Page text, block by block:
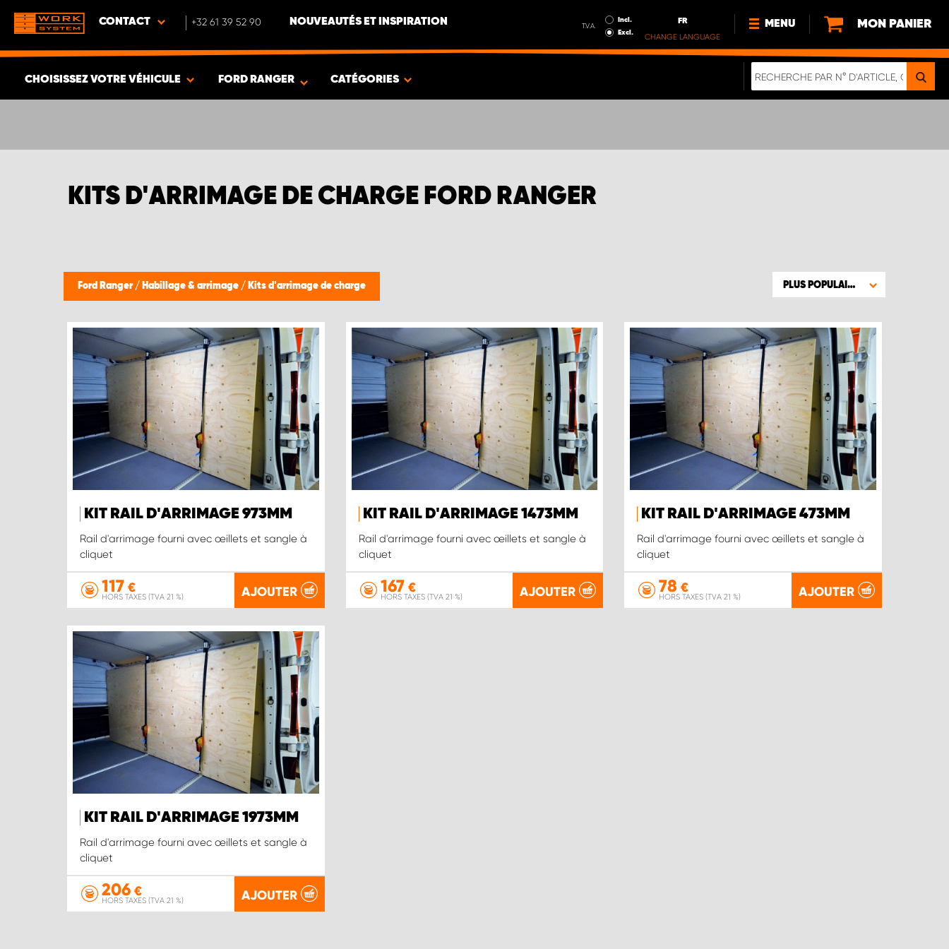
CONTACT +32 61 39 52 90 NOUVEAUTÉS ET INSPIRATION T.V.A.
Incl.
Excl.
FR
CHANGE LANGUAGE
MENU
NOUVEAUTÉS
MON PANIER
CHOISISSEZ VOTRE VÉHICULE FORD RANGER CATÉGORIES
KITS D'ARRIMAGE DE CHARGE FORD RANGER
Ford Ranger / Habillage & arrimage / Kits d'arrimage de charge PLUS POPULAIRE
KIT RAIL D'ARRIMAGE 973MM
Rail d'arrimage fourni avec œillets et sangle à
cliquet
117 €
HORS TAXES (TVA 21 %) AJOUTER
KIT RAIL D'ARRIMAGE 1473MM
Rail d'arrimage fourni avec œillets et sangle à
cliquet
167€
HORS TAXES (TVA 21 %) AJOUTER
KIT RAIL D'ARRIMAGE 473MM
Rail d'arrimage fourni avec œillets et sangle à
cliquet
78 €
HORS TAXES (TVA 21 %) AJOUTER
KIT RAIL D'ARRIMAGE 1973MM
Rail d'arrimage fourni avec œillets et sangle à
cliquet
206 €
HORS TAXES (TVA 21 %) AJOUTER